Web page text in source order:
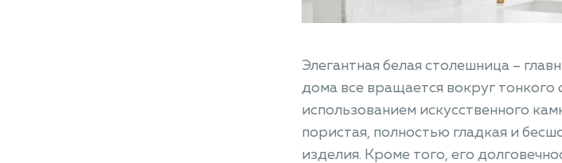
Элегантная белая столешница –
дома все вращается вокруг тонкого
использованием искусственного
пористая, полностью гладкая и
изделия. Кроме того, его